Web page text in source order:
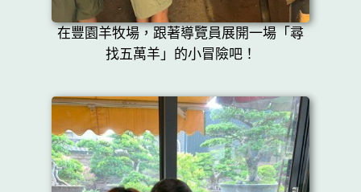
在豐園羊牧場，跟著導覽員展開一場「尋
找五萬羊」的小冒險吧！